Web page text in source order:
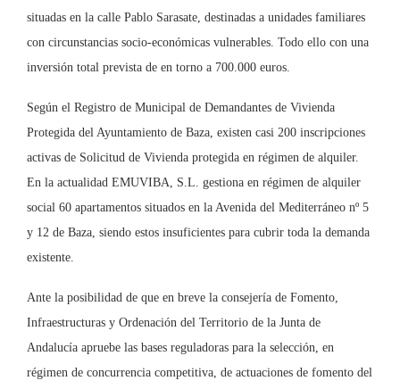
situadas en la calle Pablo Sarasate, destinadas a unidades familiares
con circunstancias socio-económicas vulnerables. Todo ello con una
inversión total prevista de en torno a 700.000 euros.
Según el Registro de Municipal de Demandantes de Vivienda
Protegida del Ayuntamiento de Baza, existen casi 200 inscripciones
activas de Solicitud de Vivienda protegida en régimen de alquiler.
En la actualidad EMUVIBA, S.L. gestiona en régimen de alquiler
social 60 apartamentos situados en la Avenida del Mediterráneo nº 5
y 12 de Baza, siendo estos insuficientes para cubrir toda la demanda
existente.
Ante la posibilidad de que en breve la consejería de Fomento,
Infraestructuras y Ordenación del Territorio de la Junta de
Andalucía apruebe las bases reguladoras para la selección, en
régimen de concurrencia competitiva, de actuaciones de fomento del